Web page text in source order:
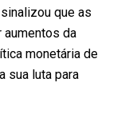
que as
aumentos da
monetária de
sua luta para